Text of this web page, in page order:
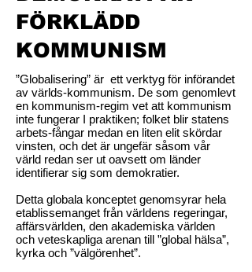
FÖRKLÄDD
KOMMUNISM
”Globalisering” är ett verktyg för införandet
av världs-kommunism. De som genomlevt
en kommunism-regim vet att kommunism
inte fungerar I praktiken; folket blir statens
arbets-fångar medan en liten elit skördar
vinsten, och det är ungefär såsom vår
värld redan ser ut oavsett om länder
identifierar sig som demokratier.
Detta globala konceptet genomsyrar hela
etablissemanget från världens regeringar,
affärsvärlden, den akademiska världen
och veteskapliga arenan till ”global hälsa”,
kyrka och ”välgörenhet”.